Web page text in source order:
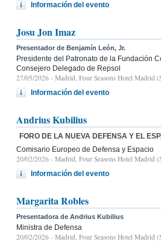
Información del evento
Josu Jon Imaz
Presentador de Benjamín León, Jr.
Presidente del Patronato de la Fundación
Consejero Delegado de Repsol
27/05/2026 - Madrid, Four Seasons Hotel Madrid
Información del evento
Andrius Kubilius
FORO DE LA NUEVA DEFENSA Y EL
Comisario Europeo de Defensa y Espacio
20/02/2026 - Madrid, Four Seasons Hotel Madrid
Información del evento
Margarita Robles
Presentadora de Andrius Kubilius
Ministra de Defensa
20/02/2026 - Madrid, Four Seasons Hotel Madrid